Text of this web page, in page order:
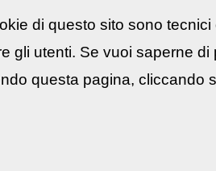
e utility ▼
di questo sito sono
gli utenti. Se vuoi saperne
questa pagina, cliccando